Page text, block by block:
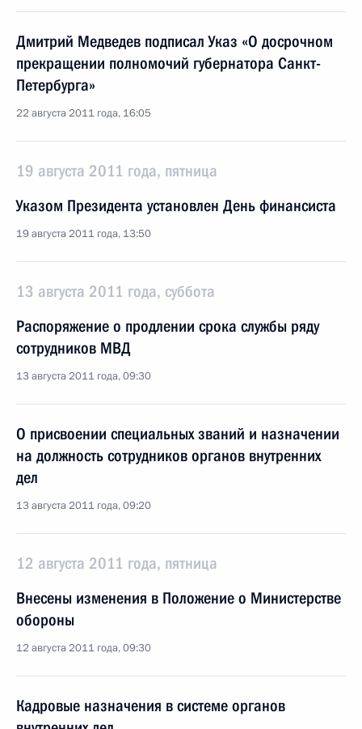
Дмитрий Медведев подписал Указ «О досрочном
прекращении полномочий губернатора Санкт-
Петербурга»
22 августа 2011 года, 16:05
19 августа 2011 года, пятница
Указом Президента установлен День финансиста
19 августа 2011 года, 13:50
13 августа 2011 года, суббота
Распоряжение о продлении срока службы ряду
сотрудников МВД
13 августа 2011 года, 09:30
О присвоении специальных званий и назначении
на должность сотрудников органов внутренних
дел
13 августа 2011 года, 09:20
12 августа 2011 года, пятница
Внесены изменения в Положение о Министерстве
обороны
12 августа 2011 года, 09:30
Кадровые назначения в системе органов